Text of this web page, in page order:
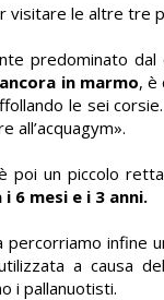
visitare le altre tre
predominato
in marmo, è
le sei
all’acquagym».
poi un piccolo
6 mesi e i 3 anni.
percorriamo infine
a causa
i pallanuotisti.